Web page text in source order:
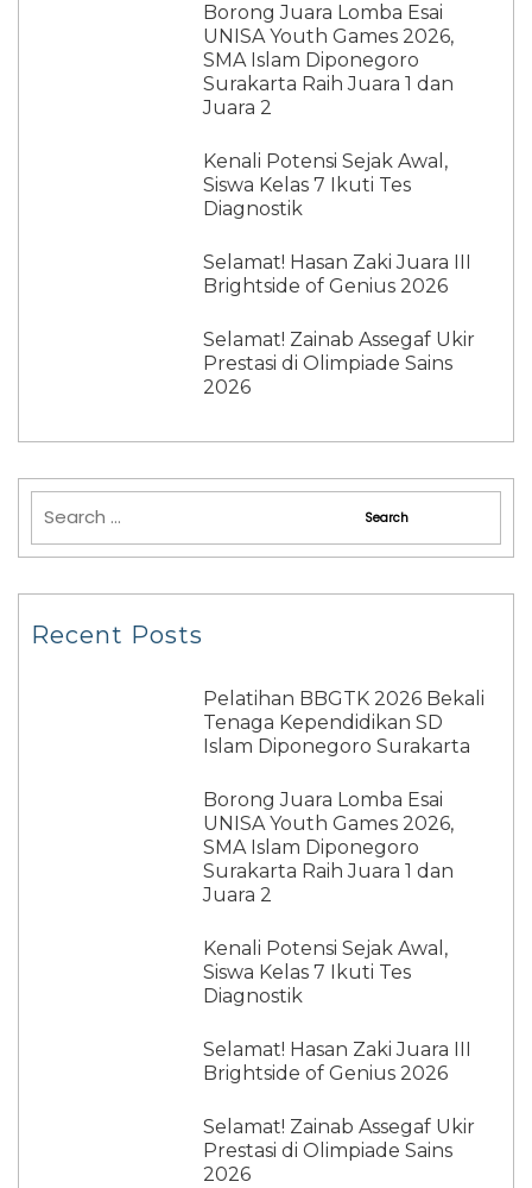
Borong Juara Lomba Esai
UNISA Youth Games 2026,
SMA Islam Diponegoro
Surakarta Raih Juara 1 dan
Juara 2
Kenali Potensi Sejak Awal,
Siswa Kelas 7 Ikuti Tes
Diagnostik
Selamat! Hasan Zaki Juara III
Brightside of Genius 2026
Selamat! Zainab Assegaf Ukir
Prestasi di Olimpiade Sains
2026
Recent Posts
Pelatihan BBGTK 2026 Bekali
Tenaga Kependidikan SD
Islam Diponegoro Surakarta
Borong Juara Lomba Esai
UNISA Youth Games 2026,
SMA Islam Diponegoro
Surakarta Raih Juara 1 dan
Juara 2
Kenali Potensi Sejak Awal,
Siswa Kelas 7 Ikuti Tes
Diagnostik
Selamat! Hasan Zaki Juara III
Brightside of Genius 2026
Selamat! Zainab Assegaf Ukir
Prestasi di Olimpiade Sains
2026